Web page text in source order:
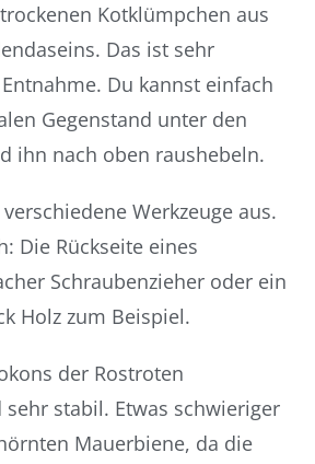
Kotklümpchen aus
Das ist sehr
Du kannst einfach
Gegenstand unter den
ihn nach oben raushebeln.
Werkzeuge aus.
Die Rückseite eines
Schraubenzieher oder ein
Holz zum Beispiel.
der Rostroten
stabil. Etwas schwieriger
Mauerbiene, da die